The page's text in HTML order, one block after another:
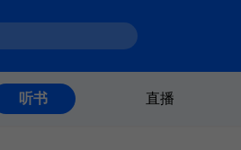
听书 直播